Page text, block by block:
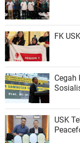
FK
Cegah
USK